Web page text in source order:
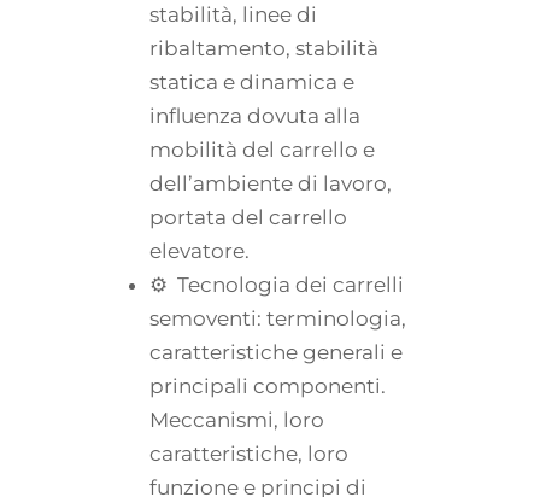
stabilità, linee di
ribaltamento, stabilità
statica e dinamica e
influenza dovuta alla
mobilità del carrello e
dell’ambiente di lavoro,
portata del carrello
elevatore.
⚙ Tecnologia dei carrelli
semoventi: terminologia,
caratteristiche generali e
principali componenti.
Meccanismi, loro
caratteristiche, loro
funzione e principi di